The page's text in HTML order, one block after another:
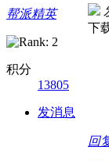
帮派精英
积分
13805
发消息
下
回